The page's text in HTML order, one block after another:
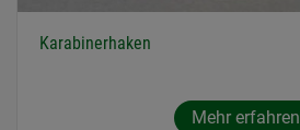
Karabinerhaken
Mehr erfahren